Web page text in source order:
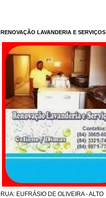
RENOVAÇÃO LAVANDERIA E SERVIÇOS
RUA: EUFRÁSIO DE OLIVEIRA - ALTO